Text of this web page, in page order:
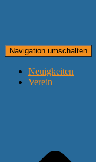
Navigation umschalten
Neuigkeiten
Verein